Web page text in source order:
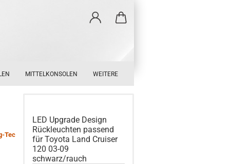
MITTELKONSOLEN WEITERE
Tec
LED Upgrade Design
Rückleuchten passend
für Toyota Land Cruiser
120 03-09
schwarz/rauch